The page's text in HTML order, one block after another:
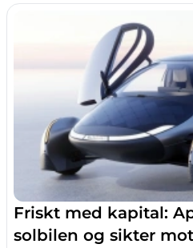
Friskt med kapital:
solbilen og sikter